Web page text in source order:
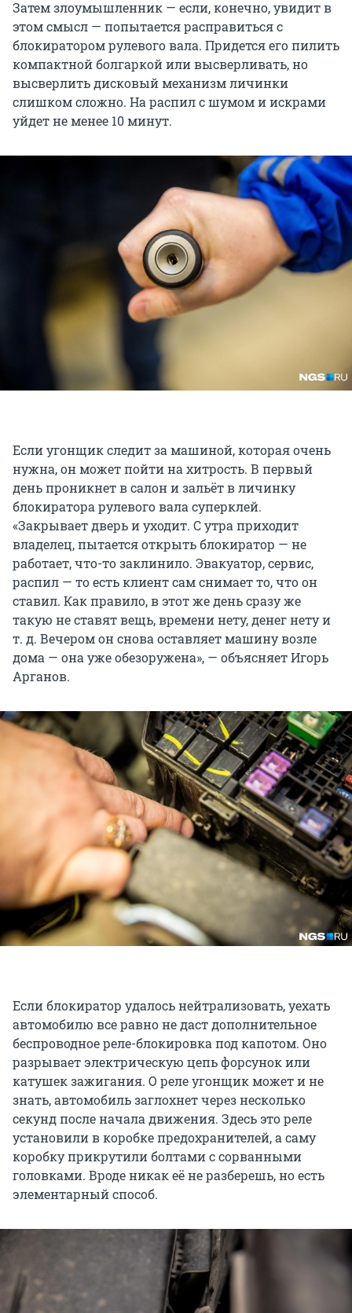
Затем злоумышленник — если, конечно, увидит в
этом смысл — попытается расправиться с
блокиратором рулевого вала. Придется его пилить
компактной болгаркой или высверливать, но
высверлить дисковый механизм личинки
слишком сложно. На распил с шумом и искрами
уйдет не менее 10 минут.
Если угонщик следит за машиной, которая очень
нужна, он может пойти на хитрость. В первый
день проникнет в салон и зальёт в личинку
блокиратора рулевого вала суперклей.
«Закрывает дверь и уходит. С утра приходит
владелец, пытается открыть блокиратор — не
работает, что-то заклинило. Эвакуатор, сервис,
распил — то есть клиент сам снимает то, что он
ставил. Как правило, в этот же день сразу же
такую не ставят вещь, времени нету, денег нету и
т. д. Вечером он снова оставляет машину возле
дома — она уже обезоружена», — объясняет Игорь
Арганов.
Если блокиратор удалось нейтрализовать, уехать
автомобилю все равно не даст дополнительное
беспроводное реле-блокировка под капотом. Оно
разрывает электрическую цепь форсунок или
катушек зажигания. О реле угонщик может и не
знать, автомобиль заглохнет через несколько
секунд после начала движения. Здесь это реле
установили в коробке предохранителей, а саму
коробку прикрутили болтами с сорванными
головками. Вроде никак её не разберешь, но есть
элементарный способ.